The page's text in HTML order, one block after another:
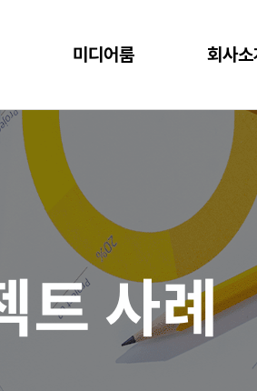
(Amazon Web Services)
Azure
Power Platform
Cloud Platform
쓰루 & 네이버웍스 코어
컨텍센터
Payroll
질 향상
위한 통합된 플랫폼
연한 물류 시스템
과 효율성을 위한 도구
사례
미디어룸
공지사항
블로그
회사소
기업소
투자정보
해외법
채용정보
WDMS SAP ERP
모빌리티 클라우드
트 사례